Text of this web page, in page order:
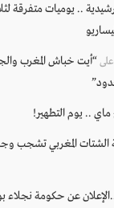
.. يوميات متفرقة
على“أيت خباش المغرب
ماي .. يوم التطهير!
المغربي تشجب
عن حكومة نجلاء